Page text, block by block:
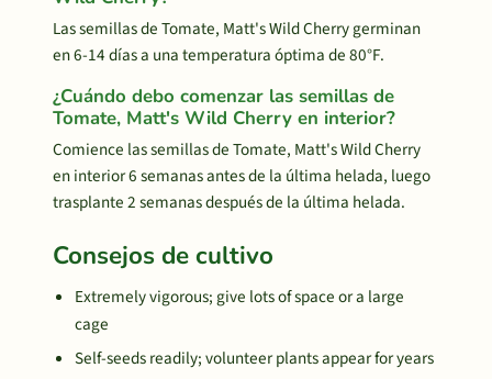
Las semillas de Tomate, Matt's Wild Cherry germinan
en 6-14 días a una temperatura óptima de 80°F.
¿Cuándo debo comenzar las semillas de
Tomate, Matt's Wild Cherry en interior?
Comience las semillas de Tomate, Matt's Wild Cherry
en interior 6 semanas antes de la última helada, luego
trasplante 2 semanas después de la última helada.
Consejos de cultivo
Extremely vigorous; give lots of space or a large
cage
Self-seeds readily; volunteer plants appear for years